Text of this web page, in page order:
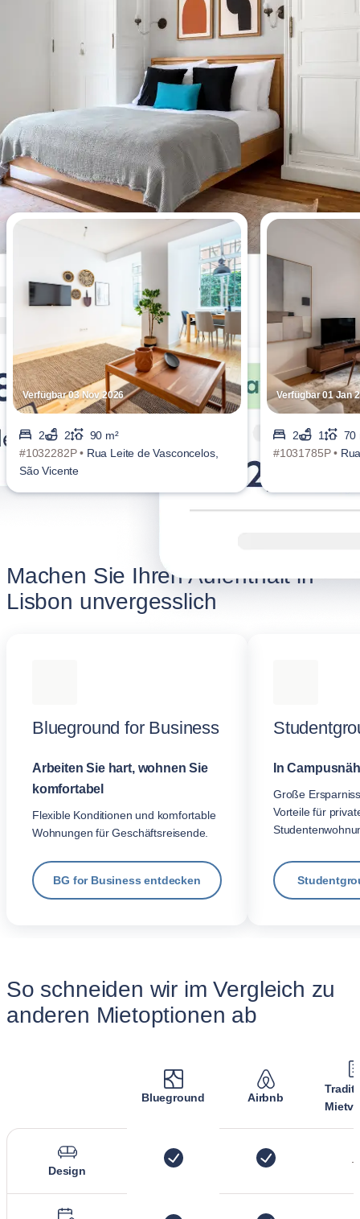
Meistgesehene Wohnungen
dieser Woche
Verfügbar 03 Nov 2026
2 2
90 m²
#1032282P • Rua Leite de Vasconcelos,
São Vicente
Verfügbar 01 Jan
2 1
70
#1031785P •
Machen Sie Ihren Aufenthalt in
Lisbon unvergesslich
Blueground for Business
Arbeiten Sie hart, wohnen Sie
komfortabel
Flexible Konditionen und komfortable
Wohnungen für Geschäftsreisende.
BG for Business entdecken
In
Große
Vorteile für
So schneiden wir im Vergleich zu
anderen Mietoptionen ab
Blueground Airbnb
Design